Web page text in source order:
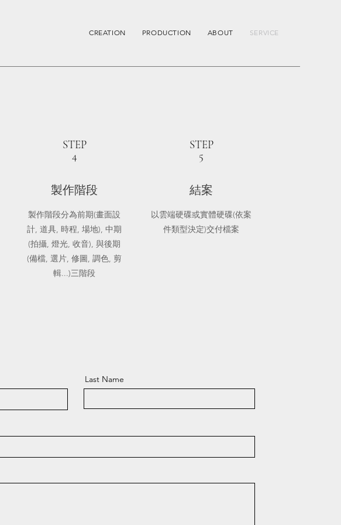
CREATION PRODUCTION ABOUT SERVICE
STEP
4
製作階段
製作階段分為前期(畫面設
計, 道具, 時程, 場地), 中期
(拍攝, 燈光, 收音), 與後期
(備檔, 選片, 修圖, 調色, 剪
輯...)三階段
STEP
5
結案
以雲端硬碟或實體硬碟(依案
件類型決定)交付檔案
Last Name